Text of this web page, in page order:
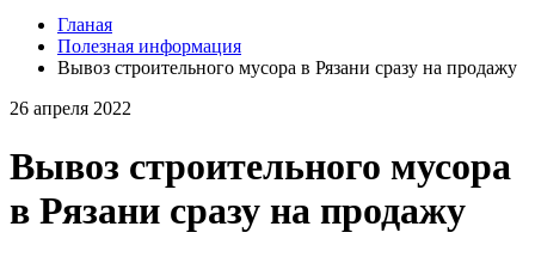
Гланая
Полезная информация
Вывоз строительного мусора в Рязани сразу на продажу
26 апреля 2022
Вывоз строительного мусора
в Рязани сразу на продажу